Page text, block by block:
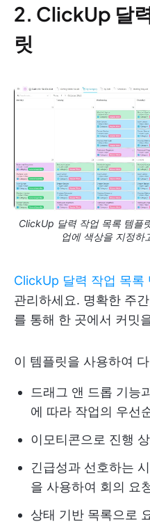
2. ClickUp 달
릿
ClickUp 달력 작업 목록 템플
업에 색상을 지정하
ClickUp 달력 작업 목록
관리하세요. 명확한 주
를 통해 한 곳에서 커밋
이 템플릿을 사용하여
드래그 앤 드롭 기능
에 따라 작업의 우선
이모티콘으로 진행
긴급성과 선호하는
을 사용하여 회의 요
상태 기반 목록으로